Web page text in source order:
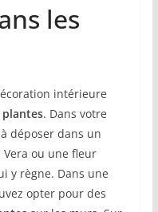
les
intérieure
. Dans votre
déposer dans un
Vera ou une fleur
y règne. Dans une
opter pour des